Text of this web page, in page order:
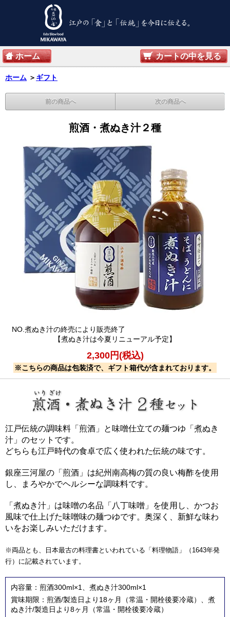
ホーム カートの中を見る
ホーム ＞ ギフト
前の商品へ 次の商品へ
煎酒・煮ぬき汁２種
NO.煮ぬき汁の終売により販売終了
【煮ぬき汁は今夏リニューアル予定】
2,300円(税込)
※こちらの商品は包装済で、ギフト箱代が含まれております。
江戸伝統の調味料「煎酒」と味噌仕立ての麺つゆ「煮ぬき
汁」のセットです。
どちらも江戸時代の食卓で広く使われた伝統の味です。
銀座三河屋の「煎酒」は紀州南高梅の質の良い梅酢を使用
し、まろやかでヘルシーな調味料です。
「煮ぬき汁」は味噌の名品「八丁味噌」を使用し、かつお
風味で仕上げた味噌味の麺つゆです。奥深く、新鮮な味わ
いをお楽しみいただけます。
※両品とも、日本最古の料理書といわれている「料理物語」（1643年発
行）に記載されています。
内容量：煎酒300ml×1、煮ぬき汁300ml×1
賞味期限：煎酒/製造日より18ヶ月（常温・開栓後要冷蔵）、煮
ぬき汁/製造日より8ヶ月（常温・開栓後要冷蔵）